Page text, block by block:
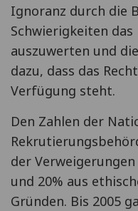
Ignoranz durch die
Schwierigkeiten
auszuwerten und
dazu, dass das
Verfügung steht.
Den Zahlen der
der
und 20% aus
Gründen. Bis 2005